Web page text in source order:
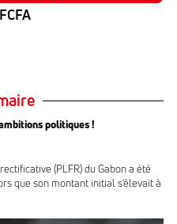
politiques !
(PLFR) du Gabon a été
que son montant initial s'élevait à